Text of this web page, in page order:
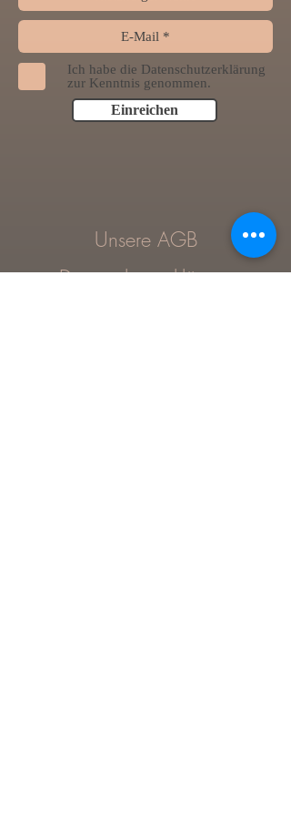
Ich habe die Datenschutzerklärung
zur Kenntnis genommen.
Einreichen
Unsere AGB
Datenschutzerklärung